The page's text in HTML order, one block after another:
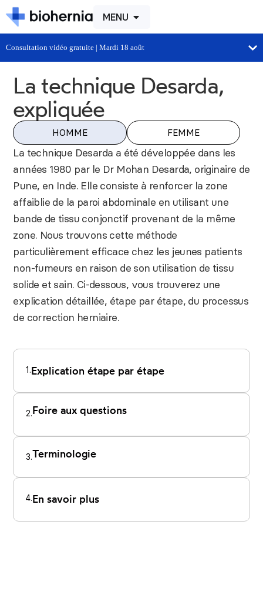
MENU
Consultation vidéo gratuite | Mardi 18 août
La technique Desarda,
expliquée
HOMME FEMME
La technique Desarda a été développée dans les
années 1980 par le Dr Mohan Desarda, originaire de
Pune, en Inde. Elle consiste à renforcer la zone
affaiblie de la paroi abdominale en utilisant une
bande de tissu conjonctif provenant de la même
zone. Nous trouvons cette méthode
particulièrement efficace chez les jeunes patients
non-fumeurs en raison de son utilisation de tissu
solide et sain. Ci-dessous, vous trouverez une
explication détaillée, étape par étape, du processus
de correction herniaire.
1.Explication étape par étape
2.Foire aux questions
3.Terminologie
4.En savoir plus